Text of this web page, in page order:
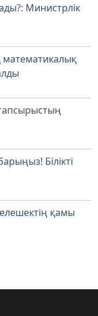
Министрлік
математикалық
Білікті
қамы